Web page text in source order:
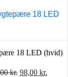
18 LED (hvid)
kr. Den
98,00 kr.